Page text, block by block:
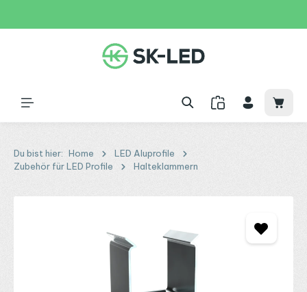
Du bist hier: Home
LED Aluprofile
Zubehör für LED Profile
Halteklammern